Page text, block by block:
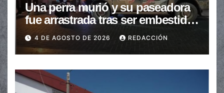
Una perra murió y su paseadora
fue arrastrada tras ser embestidas
en la senda peatonal
4 DE AGOSTO DE 2026 REDACCIÓN